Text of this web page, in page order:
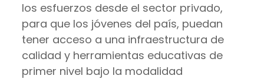
los esfuerzos desde el sector privado,
para que los jóvenes del país, puedan
tener acceso a una infraestructura de
calidad y herramientas educativas de
primer nivel bajo la modalidad